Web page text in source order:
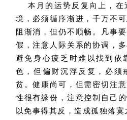
本月的运势反复向上，
境，必须循序渐进，千万不
阻渐消，但仍不顺畅。凡事
假，注意人际关系的协调，
避免身心疲乏时难以找到依
色，但偏财沉浮反复，必须
贫。健康尚可，但需密切注
性很有缘份，注意控制自己
以免事得其反，造成孤独落寞